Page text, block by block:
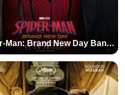
Spider-Man: Brand New Day Bande-annonce VO STFR